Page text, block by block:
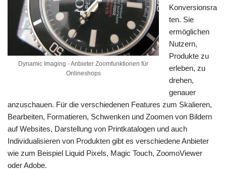
Dynamic Imaging - Anbieter Zoomfunktionen für
Onlineshops
Konversionsra
ten. Sie
ermöglichen
Nutzern,
Produkte zu
erleben, zu
drehen,
genauer
anzuschauen. Für die verschiedenen Features zum Skalieren,
Bearbeiten, Formatieren, Schwenken und Zoomen von Bildern
auf Websites, Darstellung von Printkatalogen und auch
Individualisieren von Produkten gibt es verschiedene Anbieter
wie zum Beispiel Liquid Pixels, Magic Touch, ZoomoViewer
oder Adobe.